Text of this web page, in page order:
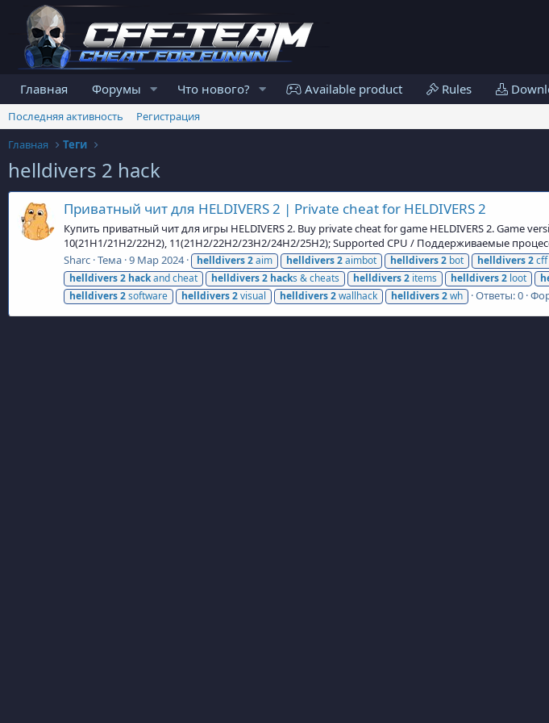
Главная Форумы Что нового? Available product Rules
Последняя активность
Регистрация
Главная
Теги
helldivers 2 hack
Приватный чит для HELDIVERS 2 | Private cheat for HELDIVERS 2
Купить приватный чит для игры HELDIVERS 2. Buy private cheat for game HELDIVERS 2. Game
10(21H1/21H2/22H2), 11(21H2/22H2/23H2/24H2/25H2); Supported CPU / Поддерживаемые
Sharc Тема 9 Мар 2024 helldivers2aim helldivers2aimbot helldivers2 bot helldivers2cff
helldivers2 hackand cheat helldivers2 hacks & cheats helldivers2 items helldivers2 loot
helldivers2software helldivers2visual helldivers2wallhack helldivers2wh Ответы: 0